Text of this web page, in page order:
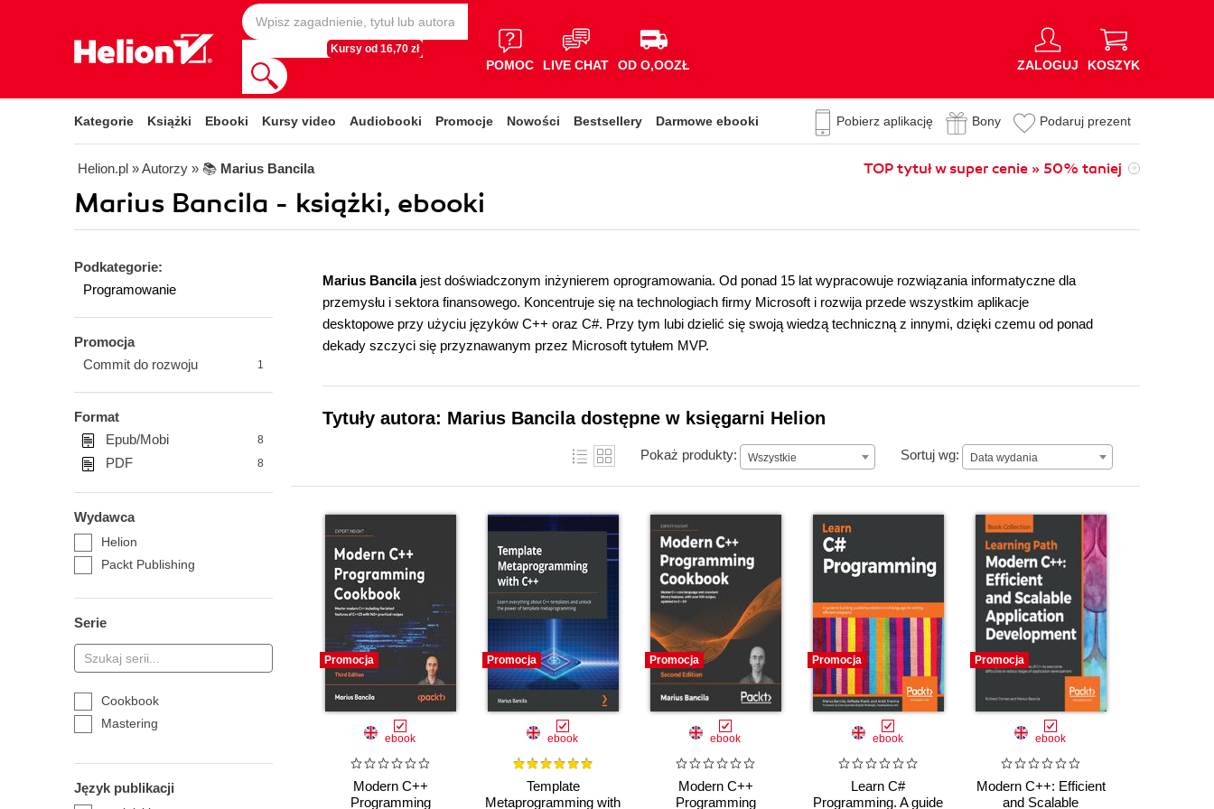
Kursy od 16,70 zł
POMOC LIVE CHAT OD O,OOZŁ ZALOGUJ KOSZYK
Kategorie Książki Ebooki Kursy video Audiobooki Promocje Nowości Bestsellery Darmowe ebooki Pobierz aplikację Bony Podaruj prezent
Helion.pl » Autorzy » 📚 Marius Bancila TOP tytuł w super cenie » 50% taniej
Marius Bancila - książki, ebooki
Podkategorie:
Programowanie
Promocja
Commit do rozwoju
1
Format
Epub/Mobi
8
PDF 8
Wydawca
Helion
Packt Publishing
Serie
Cookbook
Mastering
Język publikacji
Marius Bancila jest doświadczonym inżynierem oprogramowania. Od ponad 15 lat wypracowuje rozwiązania informatyczne dla
przemysłu i sektora finansowego. Koncentruje się na technologiach firmy Microsoft i rozwija przede wszystkim aplikacje
desktopowe przy użyciu języków C++ oraz C#. Przy tym lubi dzielić się swoją wiedzą techniczną z innymi, dzięki czemu od ponad
dekady szczyci się przyznawanym przez Microsoft tytułem MVP.
Tytuły autora: Marius Bancila dostępne w księgarni Helion
Pokaż produkty: Wszystkie Sortuj wg: Data wydania
Data wydania
Promocja
ebook
Modern C++
Programming
Promocja
ebook
Template
Metaprogramming with
Promocja
ebook
Modern C++
Programming
Promocja
ebook
Learn C#
Programming. A guide
Promocja
ebook
Modern C++: Efficient
and Scalable